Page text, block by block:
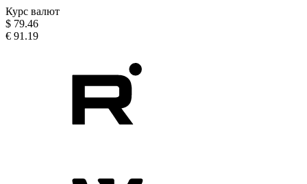
Курс валют
$ 79.46
€ 91.19